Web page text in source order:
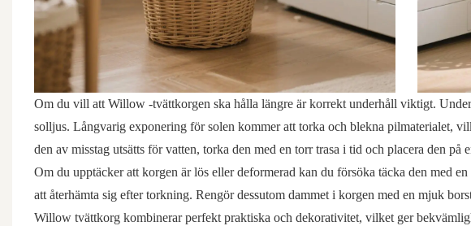
Om du vill att Willow -tvättkorgen ska hålla längre är korrekt underhåll viktigt.
solljus. Långvarig exponering för solen kommer att torka och blekna pilmaterialet,
den av misstag utsätts för vatten, torka den med en torr trasa i tid och placera den
Om du upptäcker att korgen är lös eller deformerad kan du försöka täcka den med
att återhämta sig efter torkning. Rengör dessutom dammet i korgen med en mjuk
Willow tvättkorg kombinerar perfekt praktiska och dekorativitet, vilket ger